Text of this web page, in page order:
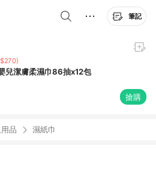
筆記
兒潔膚柔濕巾86抽x12包
搶購
品 濕紙巾